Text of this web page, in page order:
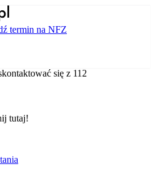
termin na NFZ
się z 112
tutaj!